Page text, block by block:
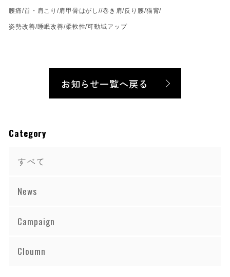
腰痛/首・肩こり/肩甲骨はがし//巻き肩/反り腰/猫背/
姿勢改善/睡眠改善/柔軟性/可動域アップ
お知らせ一覧へ戻る
Category
すべて
News
Campaign
Cloumn